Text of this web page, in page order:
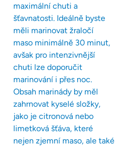
maximální chuti a
šťavnatosti. Ideálně byste
měli marinovat žraločí
maso minimálně 30 minut,
avšak pro intenzivnější
chuti lze doporučit
marinování i přes noc.
Obsah marinády by měl
zahrnovat kyselé složky,
jako je citronová nebo
limetková šťáva, které
nejen zjemní maso, ale také